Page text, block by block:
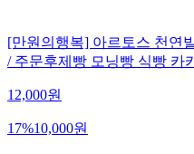
[만원의행복] 아르토스 천연
/ 주문후제빵 모닝빵 식빵 카
12,000원
17%10,000원